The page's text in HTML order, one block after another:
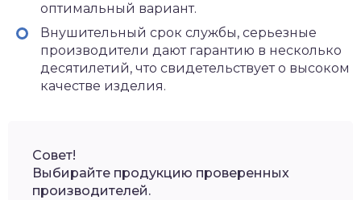
оптимальный вариант.
Внушительный срок службы, серьезные
производители дают гарантию в несколько
десятилетий, что свидетельствует о высоком
качестве изделия.
Совет!
Выбирайте продукцию проверенных
производителей.